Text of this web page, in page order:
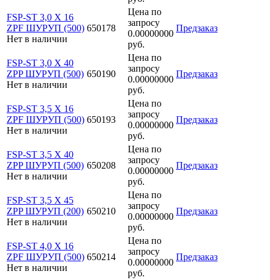
FSP-ST 3,0 X 16
ZPF ШУРУП (500)
Нет в наличии
650178
Цена по
запросу
0.00000000
руб.
Предзаказ
FSP-ST 3,0 X 40
ZPP ШУРУП (500)
Нет в наличии
650190
Цена по
запросу
0.00000000
руб.
Предзаказ
FSP-ST 3,5 X 16
ZPF ШУРУП (500)
Нет в наличии
650193
Цена по
запросу
0.00000000
руб.
Предзаказ
FSP-ST 3,5 X 40
ZPP ШУРУП (500)
Нет в наличии
650208
Цена по
запросу
0.00000000
руб.
Предзаказ
FSP-ST 3,5 X 45
ZPP ШУРУП (200)
Нет в наличии
650210
Цена по
запросу
0.00000000
руб.
Предзаказ
FSP-ST 4,0 X 16
ZPF ШУРУП (500)
Нет в наличии
650214
Цена по
запросу
0.00000000
руб.
Предзаказ